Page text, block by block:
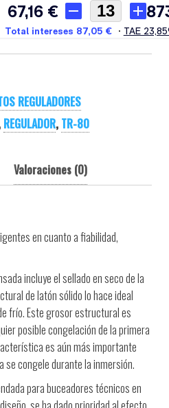
REGULADORES
REGULADOR, TR-80
Valoraciones (0)
en cuanto a fiabilidad,
incluye el sellado en seco de la
de latón sólido lo hace ideal
frío. Este grosor estructural es
posible congelación de la primera
es aún más importante
se congele durante la inmersión.
para buceadores técnicos en